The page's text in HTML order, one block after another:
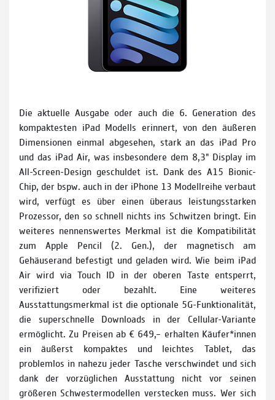
Die aktuelle Ausgabe oder auch die 6. Generation des
kompaktesten iPad Modells erinnert, von den äußeren
Dimensionen einmal abgesehen, stark an das iPad Pro
und das iPad Air, was insbesondere dem 8,3" Display im
All­-Screen-­Design geschuldet ist. Dank des A15 Bionic-
Chip, der bspw. auch in der iPhone 13 Modellreihe verbaut
wird, verfügt es über einen überaus leistungsstarken
Prozessor, den so schnell nichts ins Schwitzen bringt. Ein
weiteres nennenswertes Merkmal ist die Kompatibilität
zum Apple Pencil (2. Gen.), der magnetisch am
Gehäuserand befestigt und geladen wird. Wie beim iPad
Air wird via Touch ID in der oberen Taste entsperrt,
verifiziert oder bezahlt. Eine weiteres
Ausstattungsmerkmal ist die optionale 5G-Funktionalität,
die superschnelle Downloads in der Cellular-Variante
ermöglicht. Zu Preisen ab € 649,– erhalten Käufer*innen
ein äußerst kompaktes und leichtes Tablet, das
problemlos in nahezu jeder Tasche verschwindet und sich
dank der vorzüglichen Ausstattung nicht vor seinen
größeren Schwestermodellen verstecken muss. Wer sich